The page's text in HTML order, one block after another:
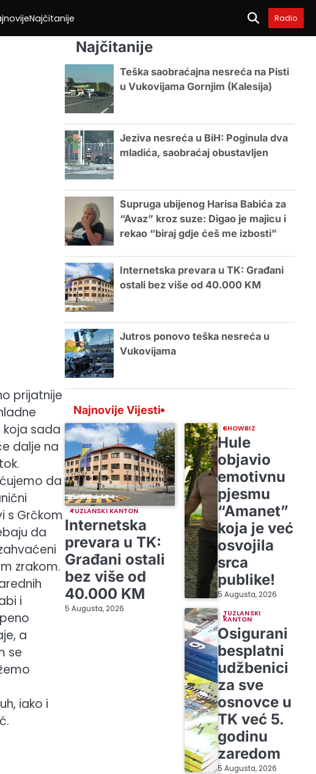
Najčitanije Radio
prijatnije
sada
dalje na
da
s Grčkom
da
zrakom.
i
a
se
iako i
Najčitanije
Teška saobraćajna nesreća na Pisti
u Vukovijama Gornjim (Kalesija)
Jeziva nesreća u BiH: Poginula dva
mladića, saobraćaj obustavljen
Supruga ubijenog Harisa Babića za
“Avaz” kroz suze: Digao je majicu i
rekao “biraj gdje ćeš me izbosti”
Internetska prevara u TK: Građani
ostali bez više od 40.000 KM
Jutros ponovo teška nesreća u
Vukovijama
Najnovije Vijesti
TUZLANSKI KANTON
Internetska
prevara u TK:
Građani ostali
bez više od
40.000 KM
5 Augusta, 2026
SHOWBIZ
Hule
objavio
emotivnu
pjesmu
“Amanet”
koja je već
osvojila
srca
publike!
5 Augusta, 2026
TUZLANSKI
KANTON
Osigurani
besplatni
udžbenici
za sve
osnovce u
TK već 5.
godinu
zaredom
5 Augusta, 2026